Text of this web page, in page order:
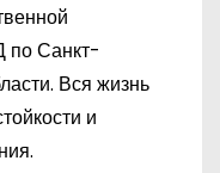
по Санкт-
Вся жизнь
и